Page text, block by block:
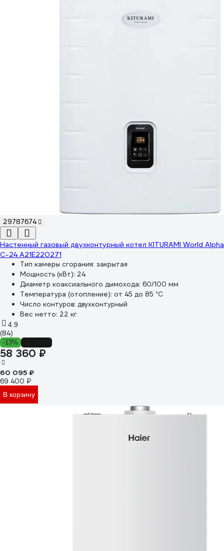
29787674
Настенный газовый двухконтурный котел KITURAMI World Alpha
C-24 A21E220271
Тип камеры сгорания: закрытая
Мощность (кВт): 24
Диаметр коаксиального дымохода: 60/100 мм
Температура (отопление): от 45 до 85 °С
Число контуров: двухконтурный
Вес нетто: 22 кг
4.9
(84)
-13%
58 360 ₽
60 095 ₽
69 400 ₽
В корзину